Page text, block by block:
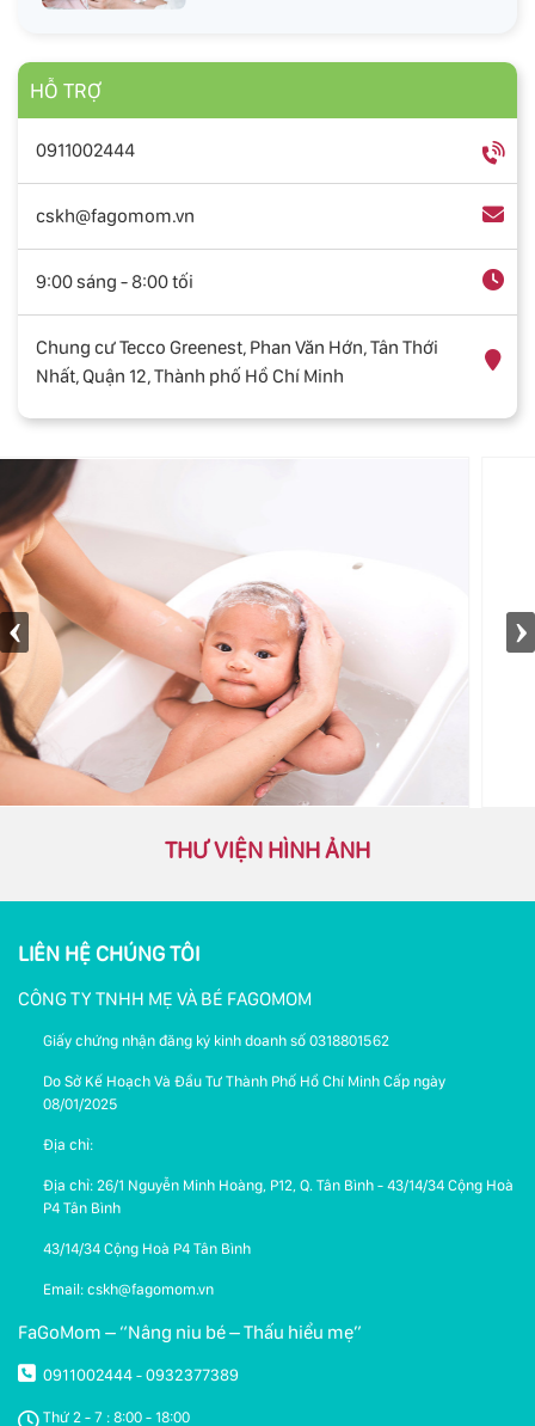
HỖ TRỢ
0911002444
cskh@fagomom.vn
9:00 sáng - 8:00 tối
Chung cư Tecco Greenest, Phan Văn Hớn, Tân Thới
Nhất, Quận 12, Thành phố Hồ Chí Minh
THƯ VIỆN HÌNH ẢNH
LIÊN HỆ CHÚNG TÔI
CÔNG TY TNHH MẸ VÀ BÉ FAGOMOM
Giấy chứng nhận đăng ký kinh doanh số 0318801562
Do Sở Kế Hoạch Và Đầu Tư Thành Phố Hồ Chí Minh Cấp ngày
08/01/2025
Địa chỉ:
Địa chỉ: 26/1 Nguyễn Minh Hoàng, P12, Q. Tân Bình - 43/14/34 Cộng Hoà
P4 Tân Bình
43/14/34 Cộng Hoà P4 Tân Bình
Email: cskh@fagomom.vn
FaGoMom – “Nâng niu bé – Thấu hiểu mẹ”
0911002444 - 0932377389
Thứ 2 - 7 : 8:00 - 18:00